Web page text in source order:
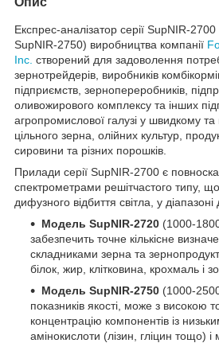
Експрес-аналізатор серії SupNIR-
SupNIR-2750) виробництва компанії
Inc. створений для задоволення
зернотрейдерів, виробників
підприємств, зернопереробників,
оливожирового комплексу та інших
агропромислової галузі у швидкому та
цільного зерна, олійних культур,
сировини та різних порошків.
Прилади серії SupNIR-2700 є
спектрометрами решітчастого типу,
дифузного відбиття світла, у
Модель SupNIR-2720 (1000-
забезпечить точне кількісне
складниками зерна та
білок, жир, клітковина, крохмаль і
Модель SupNIR-2750 (1000-
показників якості, може з високою
концентрацію компонентів із
амінокислоти (лізин, гліцин тощо) і